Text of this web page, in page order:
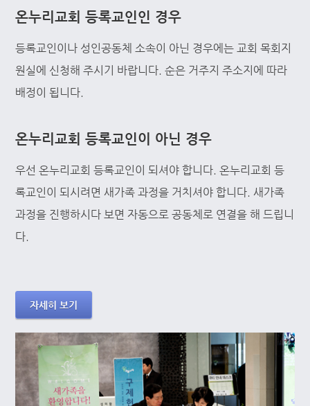
온누리교회 등록교인인 경우
등록교인이나 성인공동체 소속이 아닌 경우에는 교회 목회지
원실에 신청해 주시기 바랍니다. 순은 거주지 주소지에 따라
배정이 됩니다.
온누리교회 등록교인이 아닌 경우
우선 온누리교회 등록교인이 되셔야 합니다. 온누리교회 등
록교인이 되시려면 새가족 과정을 거치셔야 합니다. 새가족
과정을 진행하시다 보면 자동으로 공동체로 연결을 해 드립니
다.
자세히 보기